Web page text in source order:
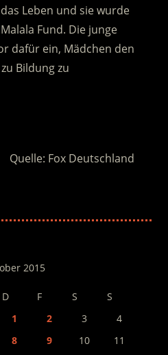
Leben und sie wurde
Fund. Die junge
dafür ein, Mädchen den
Bildung zu
Quelle: Fox Deutschland
2015
D F S
S
1
2 3
4
8 9 10
11